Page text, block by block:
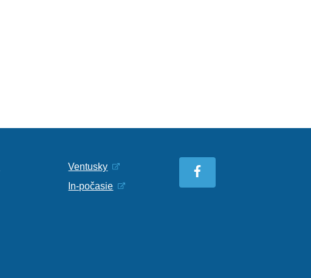
Ventusky
In-počasie